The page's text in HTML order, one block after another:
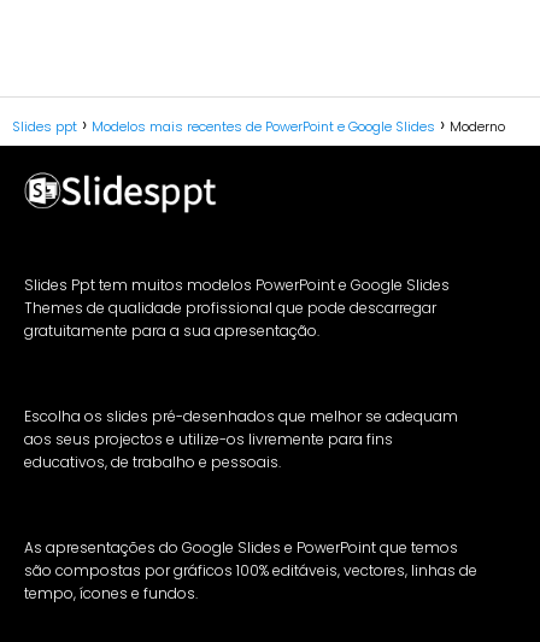
Slides ppt Modelos mais recentes de PowerPoint e Google Slides Moderno
Slides Ppt tem muitos modelos PowerPoint e Google Slides
Themes de qualidade profissional que pode descarregar
gratuitamente para a sua apresentação.
Escolha os slides pré-desenhados que melhor se adequam
aos seus projectos e utilize-os livremente para fins
educativos, de trabalho e pessoais.
As apresentações do Google Slides e PowerPoint que temos
são compostas por gráficos 100% editáveis, vectores, linhas de
tempo, ícones e fundos.